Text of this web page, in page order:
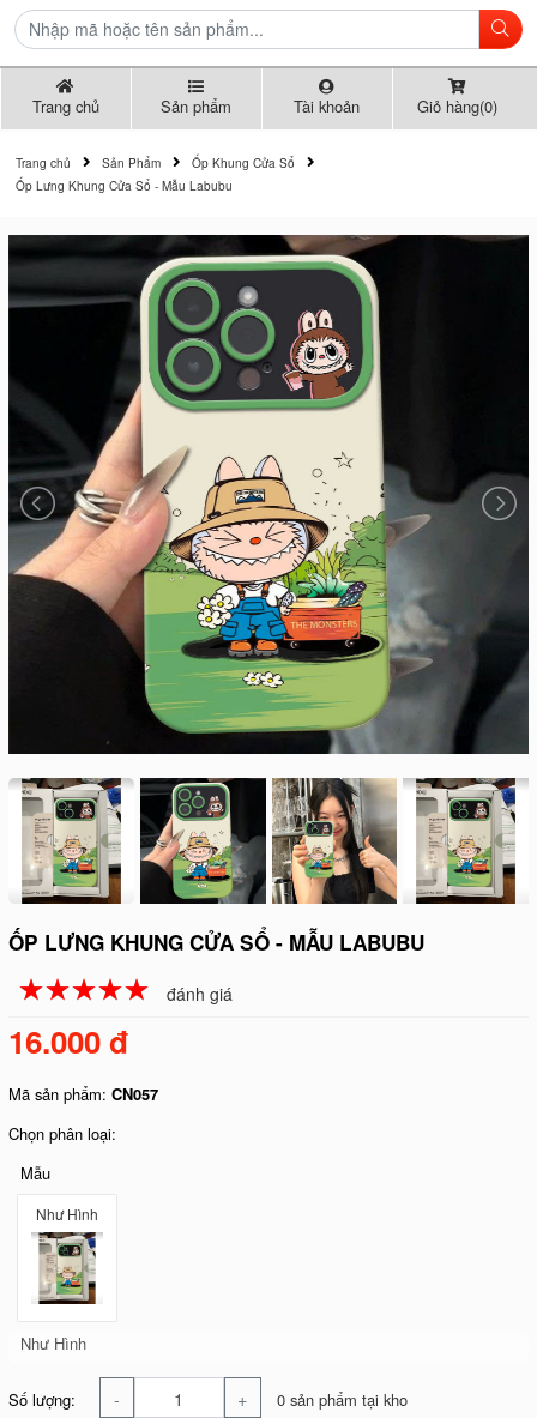
Trang chủ Sản phẩm Tài khoản Giỏ hàng(0)
Trang chủ Sản Phẩm
Ốp Khung Cửa Sổ
Ốp Lưng Khung Cửa Sổ - Mẫu Labubu
ỐP LƯNG KHUNG CỬA SỔ - MẪU LABUBU
☆☆☆☆☆
★★★★★ đánh giá
16.000 đ
Mã sản phẩm:CN057
Chọn phân loại:
Mẫu
Như Hình
Như Hình
Số lượng: - + 0 sản phẩm tại kho